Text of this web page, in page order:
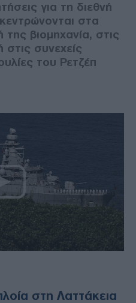
για τη διεθνή
στα
βιομηχανία, στις
στις συνεχείς
του Ρετζέπ
στη Λαττάκεια